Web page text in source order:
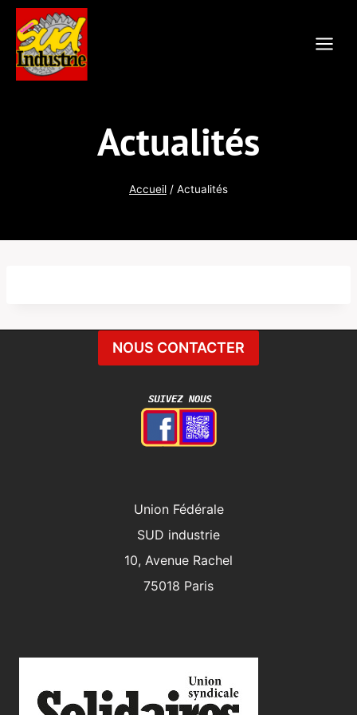
Aller
contenu
Actualités
Accueil / Actualités
NOUS CONTACTER
Union Fédérale
SUD industrie
10, Avenue Rachel
75018 Paris